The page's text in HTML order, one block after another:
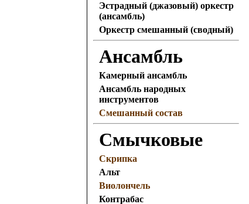
Эстрадный (джазовый) оркестр
(ансамбль)
Оркестр смешанный (сводный)
Ансамбль
Камерный ансамбль
Ансамбль народных
инструментов
Смешанный состав
Смычковые
Скрипка
Альт
Виолончель
Контрабас